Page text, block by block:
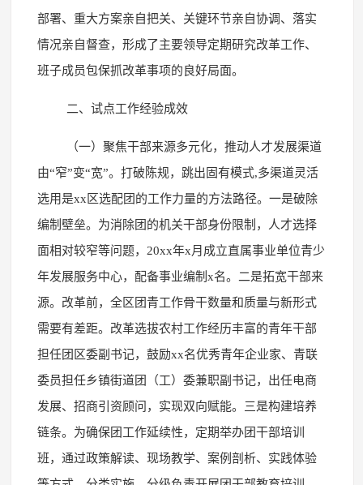
部署、重大方案亲自把关、关键环节亲自协调、落实
情况亲自督查，形成了主要领导定期研究改革工作、
班子成员包保抓改革事项的良好局面。
二、试点工作经验成效
（一）聚焦干部来源多元化，推动人才发展渠道
由“窄”变“宽”。打破陈规，跳出固有模式,多渠道灵活
选用是xx区选配团的工作力量的方法路径。一是破除
编制壁垒。为消除团的机关干部身份限制，人才选择
面相对较窄等问题，20xx年x月成立直属事业单位青少
年发展服务中心，配备事业编制x名。二是拓宽干部来
源。改革前，全区团青工作骨干数量和质量与新形式
需要有差距。改革选拔农村工作经历丰富的青年干部
担任团区委副书记，鼓励xx名优秀青年企业家、青联
委员担任乡镇街道团（工）委兼职副书记，出任电商
发展、招商引资顾问，实现双向赋能。三是构建培养
链条。为确保团工作延续性，定期举办团干部培训
班，通过政策解读、现场教学、案例剖析、实践体验